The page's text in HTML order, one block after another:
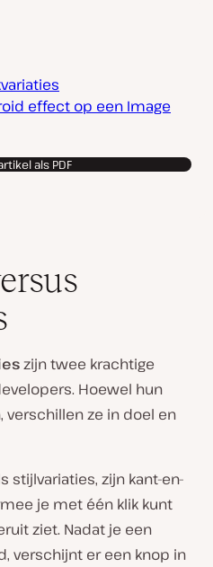
effect op een Image
als PDF
zijn twee krachtige
Hoewel hun
verschillen ze in doel en
stijlvariaties, zijn kant-en-
je met één klik kunt
ziet. Nadat je een
verschijnt er een knop in